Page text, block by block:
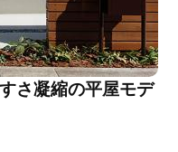
さ凝縮の平屋モデ